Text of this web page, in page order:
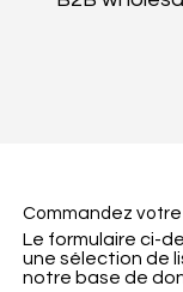
Commandez
Le formulaire ci-
une sélection de
notre base de